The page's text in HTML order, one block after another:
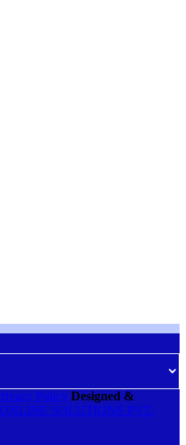
Policy Designed &
SOLUTIONS PVT.